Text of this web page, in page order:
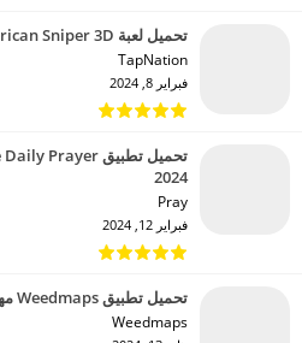
تحميل لعبة American Sniper 3D مهكرة للاندرويد 2024
TapNation‏
فبراير 8, 2024
2024
Pray‏
فبراير 12, 2024
تحميل تطبيق Weedmaps مهكر للاندرويد 2024
Weedmaps‏